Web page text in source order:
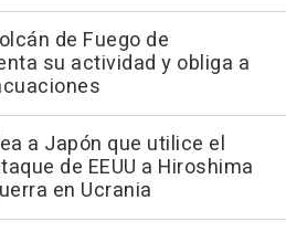
de Fuego de
su actividad y obliga a
a Japón que utilice el
de EEUU a Hiroshima
en Ucrania